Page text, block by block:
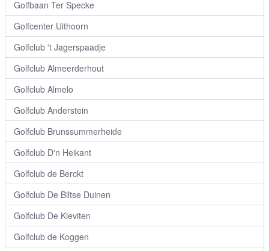
Golfbaan Ter Specke
Golfcenter Uithoorn
Golfclub 't Jagerspaadje
Golfclub Almeerderhout
Golfclub Almelo
Golfclub Anderstein
Golfclub Brunssummerheide
Golfclub D'n Heikant
Golfclub de Berckt
Golfclub De Biltse Duinen
Golfclub De Kieviten
Golfclub de Koggen